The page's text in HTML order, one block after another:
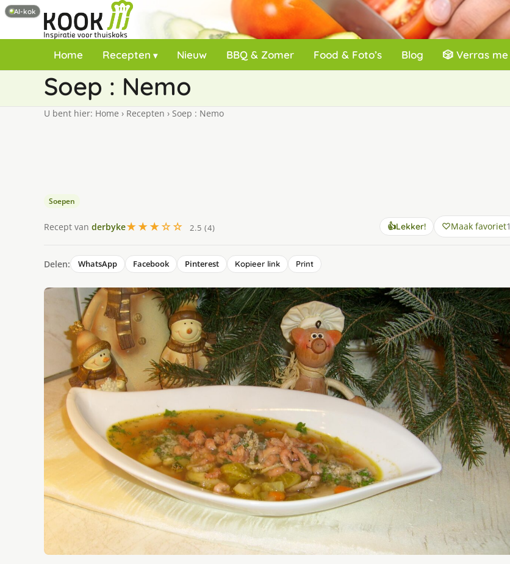
Home Recepten Nieuw BBQ & Zomer Food & Foto’s Blog 🎲 Verras me
Soep : Nemo
U bent hier: Home › Recepten › Soep : Nemo
Soepen
Recept van derbyke★★★☆☆ 2.5 (4) 👍Lekker! Maak favoriet1
Delen: WhatsApp Facebook Pinterest Kopieer link Print
AI-kok